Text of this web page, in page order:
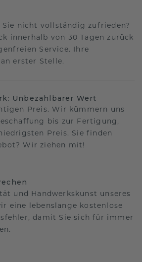
Sie nicht vollständig zufrieden?
innerhalb von 30 Tagen zurück
Service. Ihre
erster Stelle.
Unbezahlbarer Wert
Preis. Wir kümmern uns
bis zur Fertigung,
Preis. Sie finden
Wir ziehen mit!
und Handwerkskunst unseres
eine lebenslange kostenlose
damit Sie sich für immer